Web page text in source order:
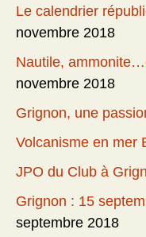
Le calendrier
novembre 2018
Nautile,
novembre 2018
Grignon, une
Volcanisme en mer
JPO du Club à
Grignon : 15
septembre 2018